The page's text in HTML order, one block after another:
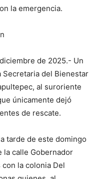
la emergencia.
de 2025.- Un
del Bienestar
al suroriente
únicamente dejó
de rescate.
tarde de este domingo
la calle Gobernador
la colonia Del